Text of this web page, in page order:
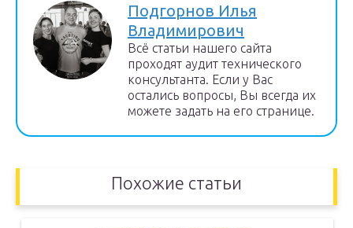
Подгорнов Илья
Владимирович
Всё статьи нашего сайта
проходят аудит технического
консультанта. Если у Вас
остались вопросы, Вы всегда их
можете задать на его странице.
Похожие статьи